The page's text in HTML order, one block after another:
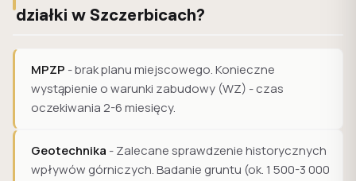
działki w Szczerbicach?
MPZP - brak planu miejscowego. Konieczne
wystąpienie o warunki zabudowy (WZ) - czas
oczekiwania 2-6 miesięcy.
Geotechnika - Zalecane sprawdzenie historycznych
wpływów górniczych. Badanie gruntu (ok. 1 500-3 000